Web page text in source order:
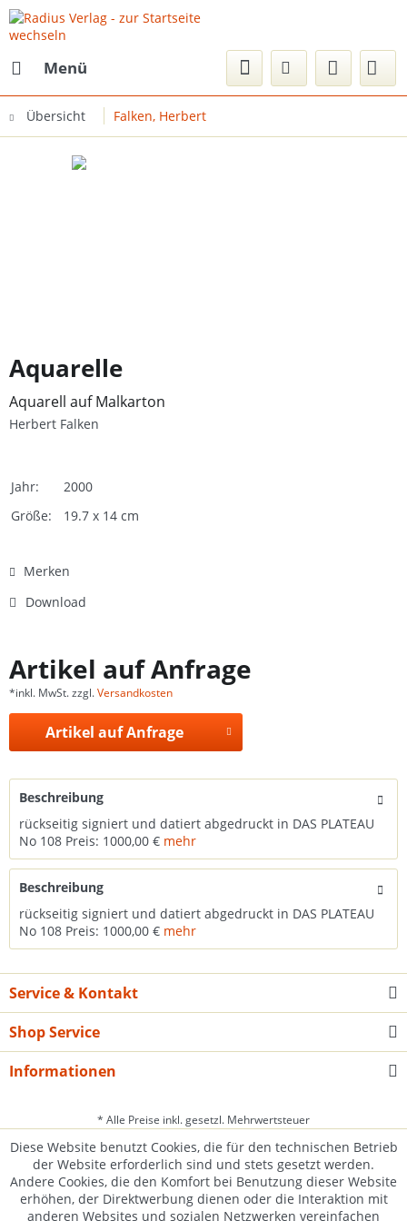
Menü
Übersicht Falken, Herbert
Aquarelle
Aquarell auf Malkarton
Herbert Falken
Jahr:
2000
Größe:
19.7 x 14 cm
Merken
Download
Artikel auf Anfrage
*inkl. MwSt. zzgl.Versandkosten
Artikel auf Anfrage
Beschreibung
rückseitig signiert und datiert abgedruckt in DAS PLATEAU
No 108 Preis: 1000,00 € mehr
Beschreibung
rückseitig signiert und datiert abgedruckt in DAS PLATEAU
No 108 Preis: 1000,00 € mehr
Service & Kontakt
Shop Service
Informationen
* Alle Preise inkl. gesetzl. Mehrwertsteuer
Diese Website benutzt Cookies, die für den technischen Betrieb
der Website erforderlich sind und stets gesetzt werden.
Andere Cookies, die den Komfort bei Benutzung dieser Website
erhöhen, der Direktwerbung dienen oder die Interaktion mit
anderen Websites und sozialen Netzwerken vereinfachen